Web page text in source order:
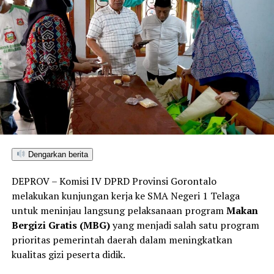
daerah.
Hamzah menegaskan bahwa DPRD berkomitmen untuk
terus bersinergi denganpemerintah pusat,
pemerintah daerah, TNI–Polri, serta parapetanidemi
tercapainya target swasembada pangan nasional.
“Program ini tidak hanya memperkuat ketahanan
pangan, tetapi juga meningkatkan kesejahteraan petani
dan mendorong pertumbuhan ekonomi daerah,” ujarnya
di sela kegiatan.
Meeting,Kapolri Jenderal Polisi Drs. Listyo Sigit
Prabowo, M.Simenjelaskan bahwa penanaman jagung
serentak ini merupakantindak lanjut arahan Presiden
Republik Indonesiauntuk memperkuatketahanan
dan kemandirian pangan nasional.
Dengarkan berita
DEPROV – Komisi IV DPRD Provinsi Gorontalo
melakukan kunjungan kerja ke SMA Negeri 1 Telaga
untuk meninjau langsung pelaksanaan programMakan
Bergizi Gratis (MBG)yang menjadi salah satu program
prioritas pemerintah daerah dalam meningkatkan
kualitas gizi peserta didik.